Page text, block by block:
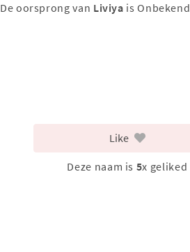
De oorsprong van Liviya is Onbekend
Like
Deze naam is 5x geliked